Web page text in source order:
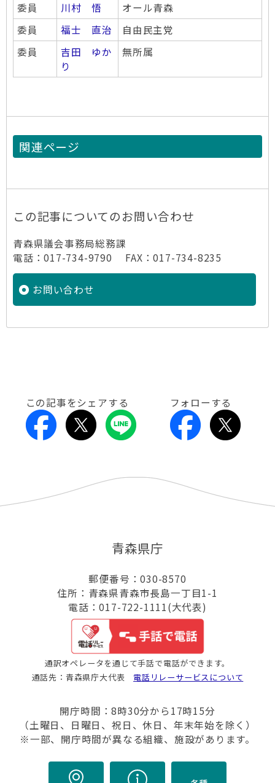
委員
川村 悟
オール青森
委員
福士 直治
自由民主党
委員
吉田 ゆか
り
無所属
関連ページ
この記事についてのお問い合わせ
青森県議会事務局総務課
電話：017-734-9790 FAX：017-734-8235
お問い合わせ
この記事をシェアする フォローする
青森県庁
郵便番号：030-8570
住所：青森県青森市長島一丁目1-1
電話：017-722-1111(大代表)
通訳オペレータを通じて手話で電話ができます。
通話先：青森県庁大代表 電話リレーサービスについて
開庁時間：8時30分から17時15分
（土曜日、日曜日、祝日、休日、年末年始を除く）
※一部、開庁時間が異なる組織、施設があります。